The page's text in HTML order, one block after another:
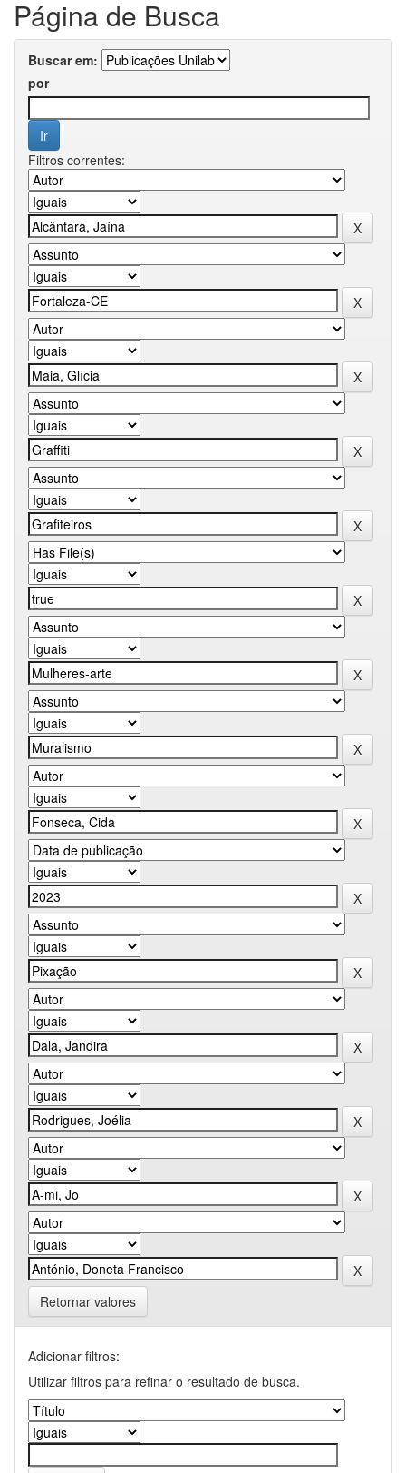
Página de Busca
Buscar em:
por
Filtros correntes:
Retornar valores
Adicionar filtros:
Utilizar filtros para refinar o resultado de busca.